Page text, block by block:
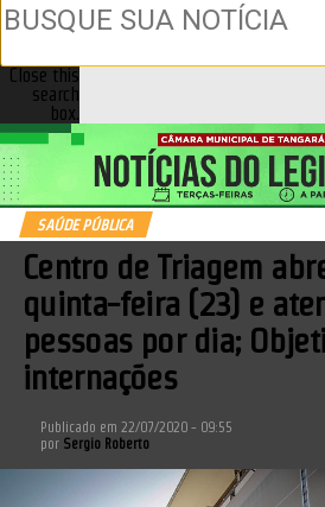
Close this
search
box.
SAÚDE PÚBLICA
Centro de Triagem
quinta-feira (23) e
pessoas por dia;
internações
Publicado em 22/07/2020 - 09:55
por Sergio Roberto